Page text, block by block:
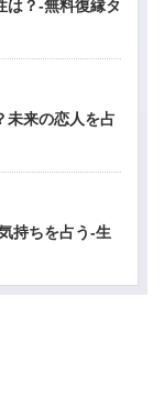
は？-無料復縁タ
未来の恋人を占
持ちを占う-生